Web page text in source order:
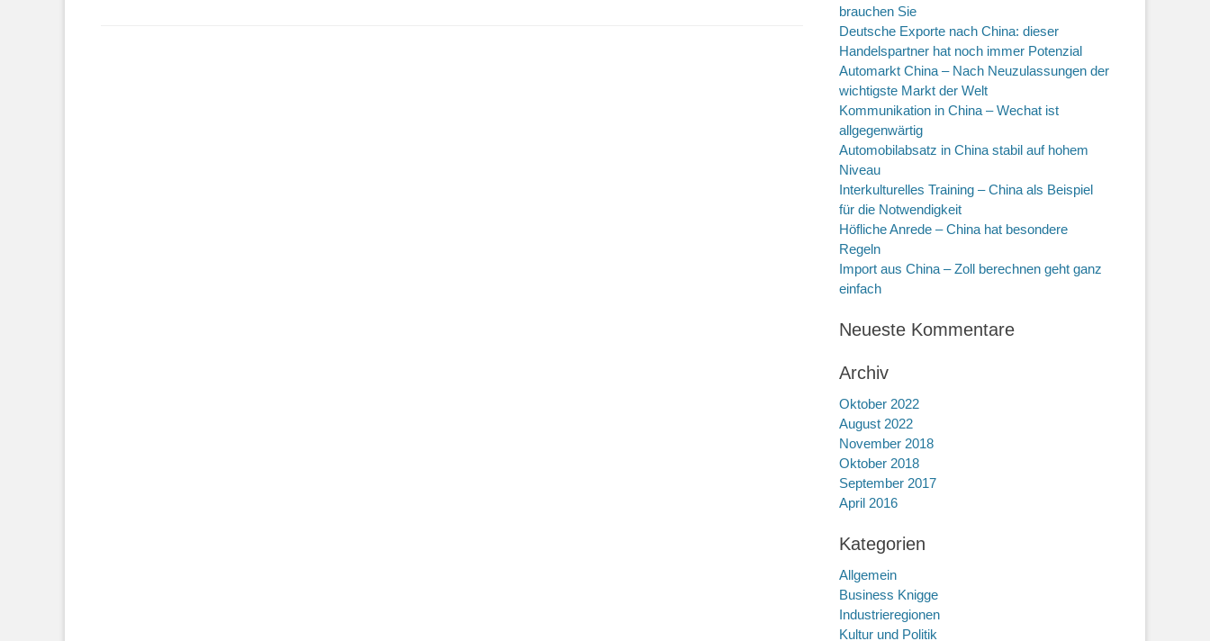
brauchen Sie
Deutsche Exporte nach China: dieser
Handelspartner hat noch immer Potenzial
Automarkt China – Nach Neuzulassungen der
wichtigste Markt der Welt
Kommunikation in China – Wechat ist
allgegenwärtig
Automobilabsatz in China stabil auf hohem
Niveau
Interkulturelles Training – China als Beispiel
für die Notwendigkeit
Höfliche Anrede – China hat besondere
Regeln
Import aus China – Zoll berechnen geht ganz
einfach
Neueste Kommentare
Archiv
Oktober 2022
August 2022
November 2018
Oktober 2018
September 2017
April 2016
Kategorien
Allgemein
Business Knigge
Industrieregionen
Kultur und Politik